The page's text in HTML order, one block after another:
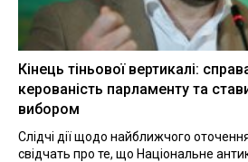
Кінець тіньової вертикалі:
керованість парламенту та
вибором
Слідчі дії щодо найближчого
свідчать про те, що Національне